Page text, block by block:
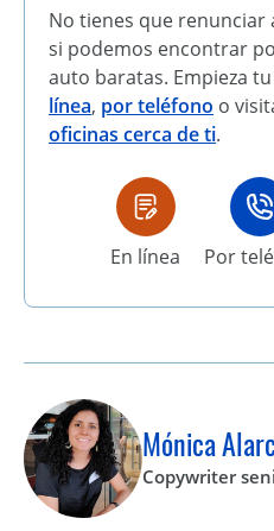
No tienes que
si podemos encontrar
auto baratas. Empieza tu
línea, por teléfono o
oficinas cerca de ti.
En línea Por
Mónica
Copywriter